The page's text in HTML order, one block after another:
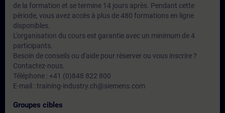
de la formation et se termine 14 jours après. Pendant cette
période, vous avez accès à plus de 480 formations en ligne
disponibles.
L'organisation du cours est garantie avec un minimum de 4
participants.
Besoin de conseils ou d'aide pour réserver ou vous inscrire ?
Contactez-nous.
Téléphone : +41 (0)848 822 800
E-mail : training-industry.ch@siemens.com
Groupes cibles